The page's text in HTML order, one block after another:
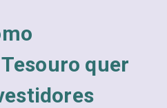
quer